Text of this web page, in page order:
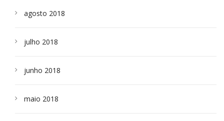
agosto 2018
julho 2018
junho 2018
maio 2018